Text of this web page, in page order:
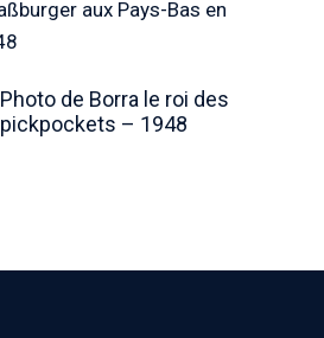
Photo de Borra le roi des
pickpockets – 1948